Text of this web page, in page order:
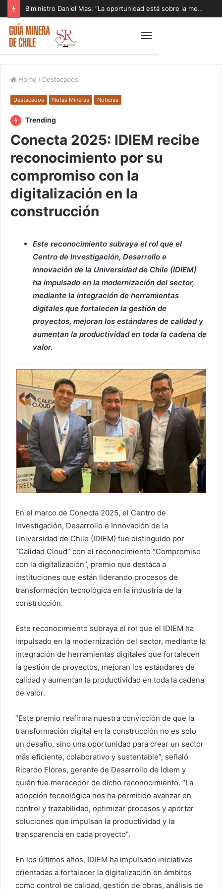
Biministro Daniel Mas: “La oportunidad está sobre la mesa y tenemos que aprovecharla”
Home / Destacados
Destacados Notas Mineras Noticias
Trending
Conecta 2025: IDIEM recibe
reconocimiento por su
compromiso con la
digitalización en la
construcción
Este reconocimiento subraya el rol que el
Centro de Investigación, Desarrollo e
Innovación de la Universidad de Chile (IDIEM)
ha impulsado en la modernización del sector,
mediante la integración de herramientas
digitales que fortalecen la gestión de
proyectos, mejoran los estándares de calidad y
aumentan la productividad en toda la cadena de
valor.
En el marco de Conecta 2025, el Centro de
Investigación, Desarrollo e Innovación de la
Universidad de Chile (IDIEM) fue distinguido por
“Calidad Cloud” con el reconocimiento “Compromiso
con la digitalización”, premio que destaca a
instituciones que están liderando procesos de
transformación tecnológica en la industria de la
construcción.
Este reconocimiento subraya el rol que el IDIEM ha
impulsado en la modernización del sector, mediante la
integración de herramientas digitales que fortalecen
la gestión de proyectos, mejoran los estándares de
calidad y aumentan la productividad en toda la cadena
de valor.
“Este premio reafirma nuestra convicción de que la
transformación digital en la construcción no es solo
un desafío, sino una oportunidad para crear un sector
más eficiente, colaborativo y sustentable”, señaló
Ricardo Flores, gerente de Desarrollo de Idiem y
quién fue merecedor de dicho reconocimiento. “La
adopción tecnológica nos ha permitido avanzar en
control y trazabilidad, optimizar procesos y aportar
soluciones que impulsan la productividad y la
transparencia en cada proyecto”.
En los últimos años, IDIEM ha impulsado iniciativas
orientadas a fortalecer la digitalización en ámbitos
como control de calidad, gestión de obras, análisis de